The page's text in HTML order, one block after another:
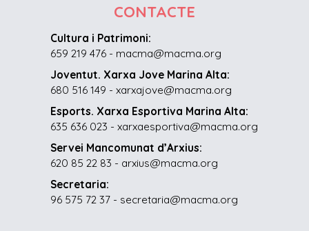
CONTACTE
Cultura i Patrimoni:
659 219 476 - macma@macma.org
Joventut. Xarxa Jove Marina Alta:
680 516 149 - xarxajove@macma.org
Esports. Xarxa Esportiva Marina Alta:
635 636 023 - xarxaesportiva@macma.org
Servei Mancomunat d’Arxius:
620 85 22 83 - arxius@macma.org
Secretaria:
96 575 72 37 - secretaria@macma.org